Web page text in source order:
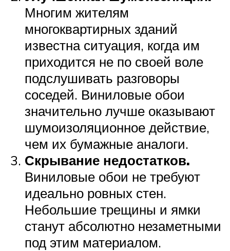
Многим жителям
многоквартирных зданий
известна ситуация, когда им
приходится не по своей воле
подслушивать разговоры
соседей. Виниловые обои
значительно лучше оказывают
шумоизоляционное действие,
чем их бумажные аналоги.
Скрывание недостатков.
Виниловые обои не требуют
идеально ровных стен.
Небольшие трещины и ямки
станут абсолютно незаметными
под этим материалом.